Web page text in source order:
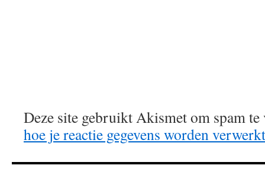
Deze site gebruikt Akismet om spam
hoe je reactie gegevens worden verwerkt